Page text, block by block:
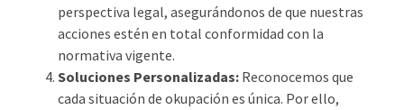
perspectiva legal, asegurándonos de que nuestras
acciones estén en total conformidad con la
normativa vigente.
Soluciones Personalizadas: Reconocemos que
cada situación de okupación es única. Por ello,